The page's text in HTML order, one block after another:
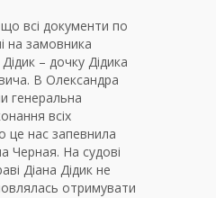
всі документи по
на замовника
– дочку Дідика
В Олександра
генеральна
всіх
це нас запевнила
Черная. На судові
Діана Дідик не
отримувати